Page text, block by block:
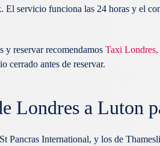
El servicio funciona las 24 horas y el
y reservar recomendamos Taxi Londres,
cerrado antes de reservar.
Londres a Luton
Pancras International, y los de